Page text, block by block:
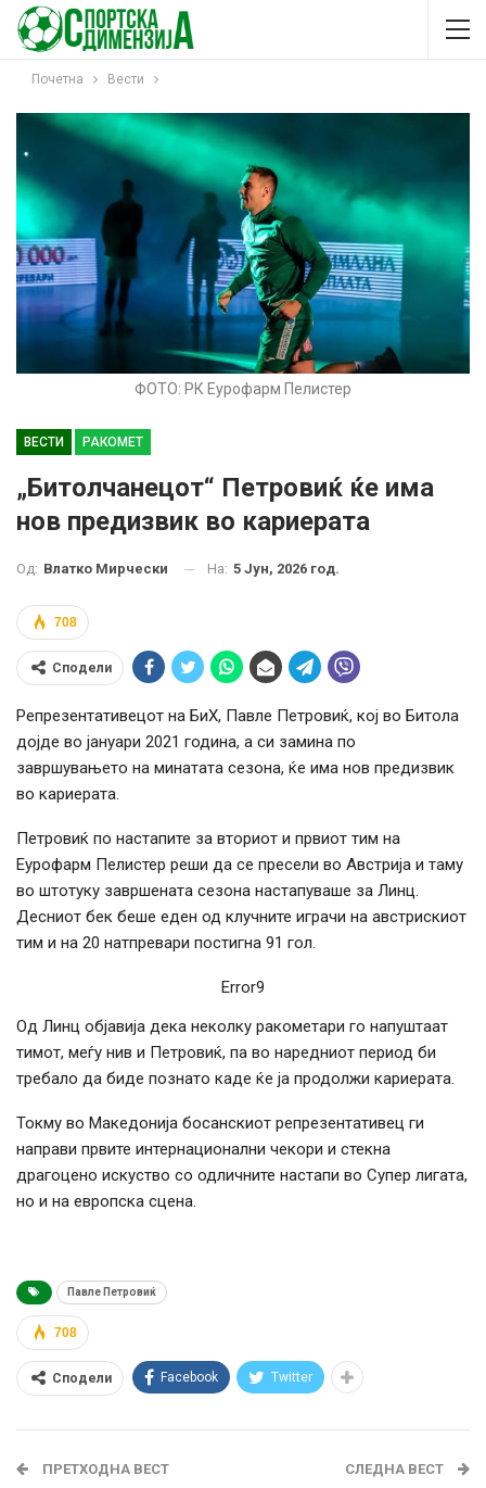
Почетна Вести
ФОТО: РК Еурофарм Пелистер
ВЕСТИ РАКОМЕТ
„Битолчанецот“ Петровиќ ќе има
нов предизвик во кариерата
Од: Влатко Мирчески На: 5 Јун, 2026 год.
708
Сподели
Репрезентативецот на БиХ, Павле Петровиќ, кој во Битола
дојде во јануари 2021 година, а си замина по
завршувањето на минатата сезона, ќе има нов предизвик
во кариерата.
Петровиќ по настапите за вториот и првиот тим на
Еурофарм Пелистер реши да се пресели во Австрија и таму
во штотуку завршената сезона настапуваше за Линц.
Десниот бек беше еден од клучните играчи на австрискиот
тим и на 20 натпревари постигна 91 гол.
Error9
Од Линц објавија дека неколку ракометари го напуштаат
тимот, меѓу нив и Петровиќ, па во наредниот период би
требало да биде познато каде ќе ја продолжи кариерата.
Токму во Македонија босанскиот репрезентативец ги
направи првите интернационални чекори и стекна
драгоцено искуство со одличните настапи во Супер лигата,
но и на европска сцена.
Павле Петровиќ
708
Сподели Facebook Twitter
ПРЕТХОДНА ВЕСТ СЛЕДНА ВЕСТ